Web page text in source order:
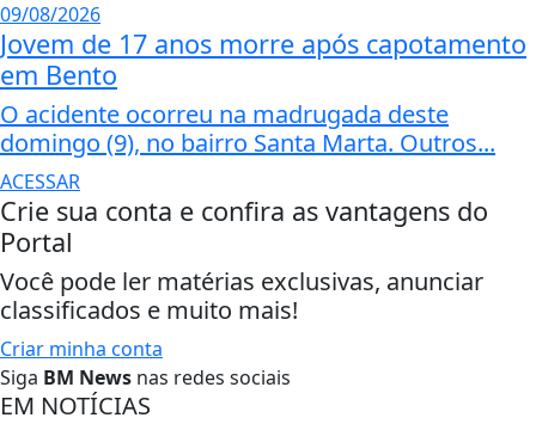
09/08/2026
Jovem de 17 anos morre após capotamento
em Bento
O acidente ocorreu na madrugada deste
domingo (9), no bairro Santa Marta. Outros...
ACESSAR
Crie sua conta e confira as vantagens do
Portal
Você pode ler matérias exclusivas, anunciar
classificados e muito mais!
Criar minha conta
Siga BM News nas redes sociais
EM NOTÍCIAS